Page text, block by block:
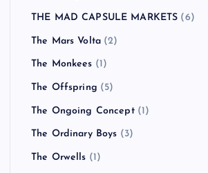
THE MAD CAPSULE MARKETS (6)
The Mars Volta (2)
The Monkees (1)
The Offspring (5)
The Ongoing Concept(1)
The Ordinary Boys (3)
The Orwells (1)